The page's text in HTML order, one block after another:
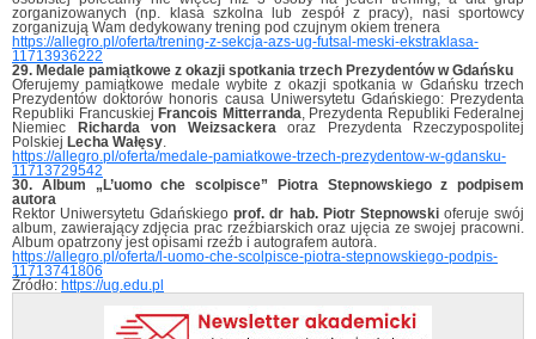
zorganizowanych (np. klasa szkolna lub zespół z pracy), nasi sportowcy
zorganizują Wam dedykowany trening pod czujnym okiem trenera
https://allegro.pl/oferta/trening-z-sekcja-azs-ug-futsal-meski-ekstraklasa-
11713936222
29. Medale pamiątkowe z okazji spotkania trzech Prezydentów w Gdańsku
Oferujemy pamiątkowe medale wybite z okazji spotkania w Gdańsku trzech
Prezydentów doktorów honoris causa Uniwersytetu Gdańskiego: Prezydenta
Republiki Francuskiej Francois Mitterranda, Prezydenta Republiki Federalnej
Niemiec
Richarda von Weizsackera oraz Prezydenta Rzeczypospolitej
Polskiej Lecha Wałęsy.
https://allegro.pl/oferta/medale-pamiatkowe-trzech-prezydentow-w-gdansku-
11713729542
30. Album „L’uomo che scolpisce” Piotra Stepnowskiego z podpisem
autora
Rektor Uniwersytetu Gdańskiego prof. dr hab. Piotr Stepnowski oferuje swój
album, zawierający zdjęcia prac rzeźbiarskich oraz ujęcia ze swojej pracowni.
Album opatrzony jest opisami rzeźb i autografem autora.
https://allegro.pl/oferta/l-uomo-che-scolpisce-piotra-stepnowskiego-podpis-
11713741806
Źródło: https://ug.edu.pl